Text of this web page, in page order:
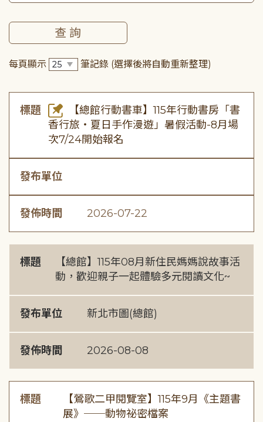
每頁顯示 筆記錄 (選擇後將自動重新整理)
標題
【總館行動書車】115年行動書房「書
香行旅・夏日手作漫遊」暑假活動-8月場
次7/24開始報名
發布單位
發佈時間 2026-07-22
標題
【總館】115年08月新住民媽媽說故事活
動，歡迎親子一起體驗多元閱讀文化~
發布單位 新北市圖(總館)
發佈時間 2026-08-08
標題
【鶯歌二甲閱覽室】115年9月《主題書
展》──動物祕密檔案